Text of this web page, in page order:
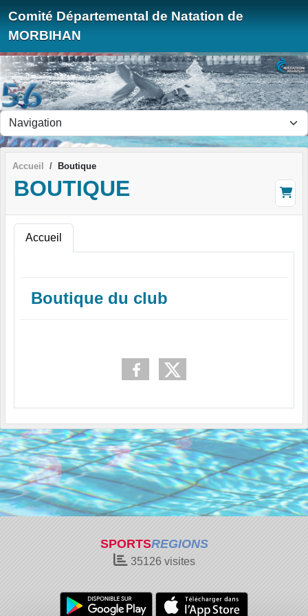
Comité Départemental de Natation de
MORBIHAN
Accueil Boutique
BOUTIQUE
Accueil
Boutique du club
SPORTSREGIONS
35126visites